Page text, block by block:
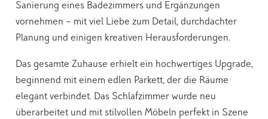
Sanierung eines Badezimmers und Ergänzungen
vornehmen – mit viel Liebe zum Detail, durchdachter
Planung und einigen kreativen Herausforderungen.
Das gesamte Zuhause erhielt ein hochwertiges Upgrade,
beginnend mit einem edlen Parkett, der die Räume
elegant verbindet. Das Schlafzimmer wurde neu
überarbeitet und mit stilvollen Möbeln perfekt in Szene